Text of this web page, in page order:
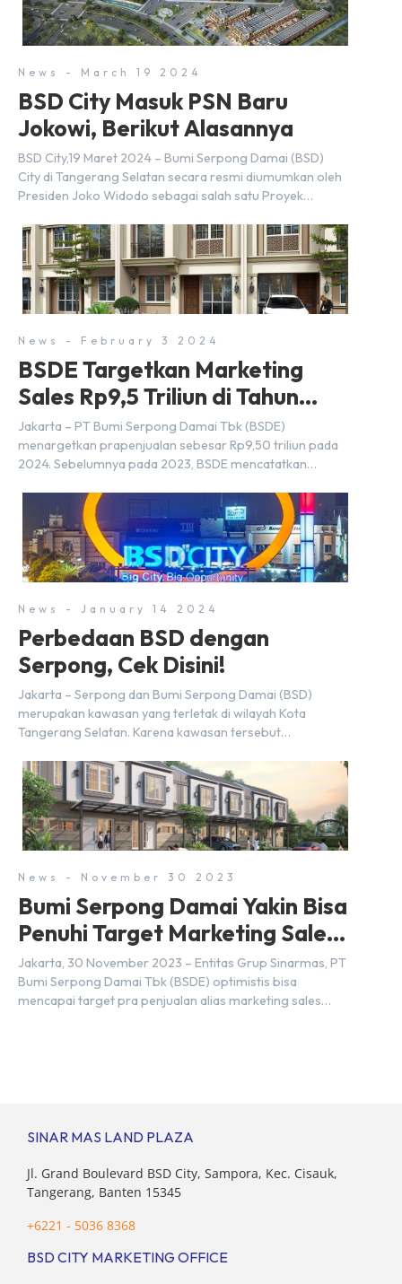
News - March 19 2024
BSD City Masuk PSN Baru
Jokowi, Berikut Alasannya
BSD City,19 Maret 2024 – Bumi Serpong Damai (BSD)
City di Tangerang Selatan secara resmi diumumkan oleh
Presiden Joko Widodo sebagai salah satu Proyek
dibuat oleh Menteri Koordinator Bidang Perekonomian,
Airlangga Hartarto, setelah Rapat Terbatas (ratas)
bersama Jokowi di Istana Kepresidenan pada hari Senin,
18 Maret 2024. Selain […]
News - February 3 2024
BSDE Targetkan Marketing
Sales Rp9,5 Triliun di Tahun
2024
Jakarta – PT Bumi Serpong Damai Tbk (BSDE)
menargetkan prapenjualan sebesar Rp9,50 triliun pada
2024. Sebelumnya pada 2023, BSDE mencatatkan
melampaui target prapenjualan sebesar Rp8,80 triliun.
Menurut Direktur BSDE Hermawan Wijaya menghadapi
2024, kondisi ekonomi global maupun nasional dapat
memengaruhi pertimbangan masyarakat untuk membeli
rumah maupun investasi di sektor […]
News - January 14 2024
Perbedaan BSD dengan
Serpong, Cek Disini!
Jakarta – Serpong dan Bumi Serpong Damai (BSD)
merupakan kawasan yang terletak di wilayah Kota
Tangerang Selatan. Karena kawasan tersebut
kita yang mengira kedua wilayah ini merupakan tempat
yang sama. Padahal anggapan tersebut kurang tepat.
Sebab Serpong dan BSD merupakan dua kawasan yang
berbeda. Berikut penjelasannya. Baca Juga: […]
News - November 30 2023
Bumi Serpong Damai Yakin Bisa
Penuhi Target Marketing Sales
Tahun 2023
Jakarta, 30 November 2023 – Entitas Grup Sinarmas, PT
Bumi Serpong Damai Tbk (BSDE) optimistis bisa
mencapai target pra penjualan alias marketing sales
SINAR MAS LAND PLAZA
Jl. Grand Boulevard BSD City, Sampora, Kec. Cisauk,
Tangerang, Banten 15345
+6221 - 5036 8368
BSD CITY MARKETING OFFICE